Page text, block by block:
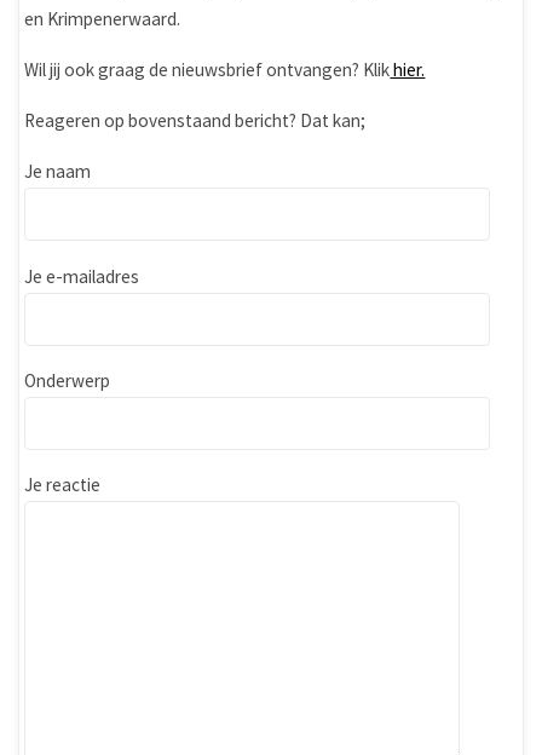
en Krimpenerwaard.
Wil jij ook graag de nieuwsbrief ontvangen? Klikhier.
Reageren op bovenstaand bericht? Dat kan;
Je naam
Je e-mailadres
Onderwerp
Je reactie